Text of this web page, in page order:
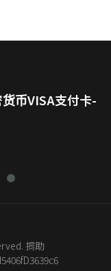
币VISA支付卡-
捐助